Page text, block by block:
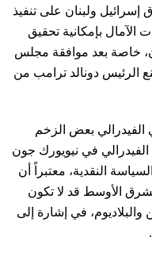
إسرائيل ولبنان على تنفيذ
بإمكانية تحقيق
خاصة بعد موافقة مجلس
الرئيس دونالد ترامب من
الفيدرالي بعض الزخم
الفيدرالي في نيويورك جون
النقدية، معتبراً أن
الأوسط قد لا تكون
والبلاديوم، في إشارة إلى